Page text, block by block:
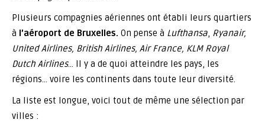
Plusieurs compagnies aériennes ont établi leurs quartiers
à l’aéroport de Bruxelles. On pense à Lufthansa, Ryanair,
United Airlines, British Airlines, Air France, KLM Royal
Dutch Airlines… Il y a de quoi atteindre les pays, les
régions… voire les continents dans toute leur diversité.
La liste est longue, voici tout de même une sélection par
villes :